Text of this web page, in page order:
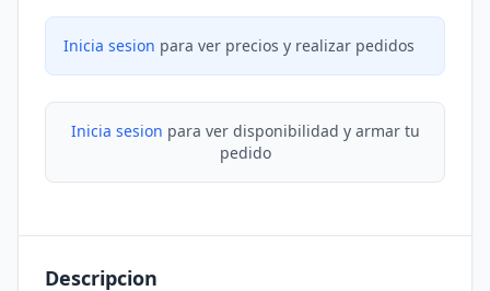
Inicia sesion para ver precios y realizar pedidos
Inicia sesion para ver disponibilidad y armar tu
pedido
Descripcion